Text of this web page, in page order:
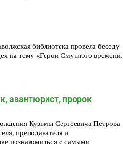
библиотека провела беседу-
на тему «Герои Смутного времени.
авантюрист, пророк
Кузьмы Сергеевича Петрова-
преподавателя и
познакомиться с самыми